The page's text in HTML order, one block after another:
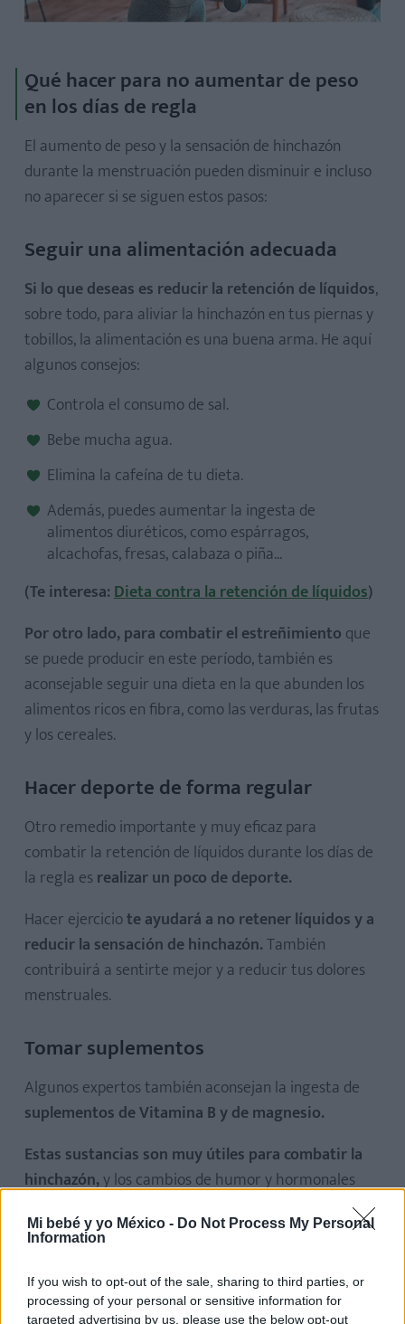
Mi bebé y yo México - Do Not Process My Personal
Information
If you wish to opt-out of the sale, sharing to third parties, or
processing of your personal or sensitive information for
targeted advertising by us, please use the below opt-out
Qué hacer para no aumentar de peso
en los días de regla
El aumento de peso y la sensación de hinchazón
durante la menstruación pueden disminuir e incluso
no aparecer si se siguen estos pasos:
Seguir una alimentación adecuada
Si lo que deseas es reducir la retención de líquidos,
sobre todo, para aliviar la hinchazón en tus piernas y
tobillos, la alimentación es una buena arma. He aquí
algunos consejos:
Controla el consumo de sal.
Bebe mucha agua.
Elimina la cafeína de tu dieta.
Además, puedes aumentar la ingesta de
alimentos diuréticos, como espárragos,
alcachofas, fresas, calabaza o piña...
(Te interesa:Dieta contra la retención de líquidos)
Por otro lado, para combatir el estreñimiento que
se puede producir en este período, también es
aconsejable seguir una dieta en la que abunden los
alimentos ricos en fibra, como las verduras, las frutas
y los cereales.
Hacer deporte de forma regular
Otro remedio importante y muy eficaz para
combatir la retención de líquidos durante los días de
la regla es realizar un poco de deporte.
Hacer ejerciciote ayudará a no retener líquidos y a
reducir la sensación de hinchazón.También
contribuirá a sentirte mejor y a reducir tus dolores
menstruales.
Tomar suplementos
Algunos expertos también aconsejan la ingesta de
suplementos de Vitamina B y de magnesio.
Estas sustancias son muy útiles para combatir la
hinchazón,y los cambios de humor y hormonales
que experimenta el cuerpo de la mujer en estos días.
Periodista especializada en
maternidad, infancia y